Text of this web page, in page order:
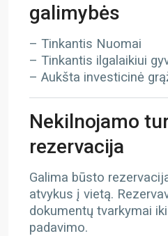
galimybės
– Tinkantis Nuomai
– Tinkantis ilgalaikiui
– Aukšta investicinė
Nekilnojamo
rezervacija
Galima būsto
atvykus į vietą.
dokumentų tvarkymai
padavimo.